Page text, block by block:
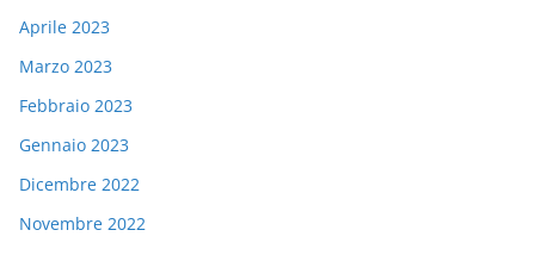
Aprile 2023
Marzo 2023
Febbraio 2023
Gennaio 2023
Dicembre 2022
Novembre 2022